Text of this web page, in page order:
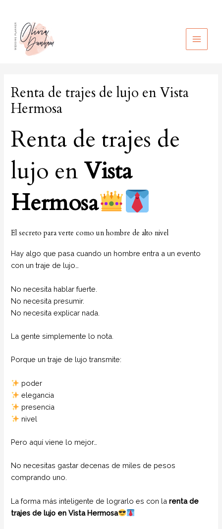
contenido
MAIN
Renta de trajes de lujo en Vista
Hermosa
Renta de trajes de
lujo enVista
Hermosa
El secreto para verte como un hombre de alto nivel
Hay algo que pasa cuando un hombre entra a un evento
con un traje de lujo…
No necesita hablar fuerte.
No necesita presumir.
No necesita explicar nada.
La gente simplemente lo nota.
Porque un traje de lujo transmite:
poder
elegancia
presencia
nivel
Pero aquí viene lo mejor…
No necesitas gastar decenas de miles de pesos
comprando uno.
La forma más inteligente de lograrlo es con larenta de
trajes de lujo en Vista Hermosa